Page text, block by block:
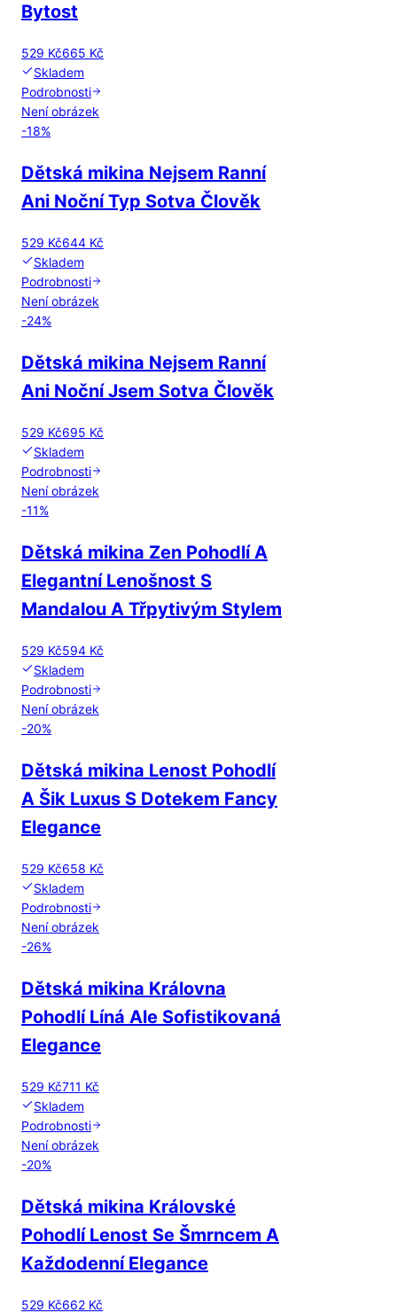
Bytost
529 Kč665 Kč
Skladem
Podrobnosti
Není obrázek
-18%
Dětská mikina Nejsem Ranní
Ani Noční Typ Sotva Člověk
529 Kč644 Kč
Skladem
Podrobnosti
Není obrázek
-24%
Dětská mikina Nejsem Ranní
Ani Noční Jsem Sotva Člověk
529 Kč695 Kč
Skladem
Podrobnosti
Není obrázek
-11%
Dětská mikina Zen Pohodlí A
Elegantní Lenošnost S
Mandalou A Třpytivým Stylem
529 Kč594 Kč
Skladem
Podrobnosti
Není obrázek
-20%
Dětská mikina Lenost Pohodlí
A Šik Luxus S Dotekem Fancy
Elegance
529 Kč658 Kč
Skladem
Podrobnosti
Není obrázek
-26%
Dětská mikina Královna
Pohodlí Líná Ale Sofistikovaná
Elegance
529 Kč711 Kč
Skladem
Podrobnosti
Není obrázek
-20%
Dětská mikina Královské
Pohodlí Lenost Se Šmrncem A
Každodenní Elegance
529 Kč662 Kč